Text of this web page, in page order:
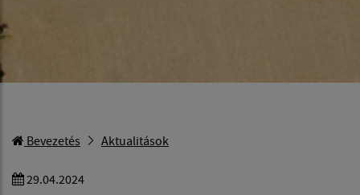
Bevezetés Aktualitások
29.04.2024